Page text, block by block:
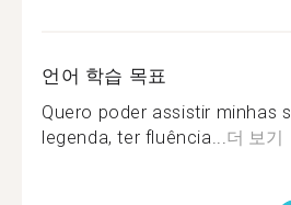
언어 학습 목표
Quero poder assistir minhas
legenda, ter fluência...더 보기